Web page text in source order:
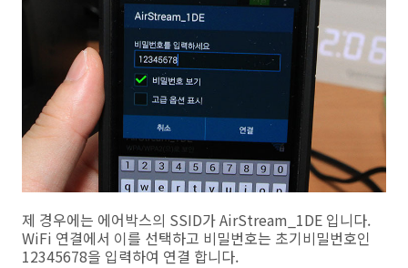
제 경우에는 에어박스의 SSID가 AirStream_1DE 입니다.
WiFi 연결에서 이를 선택하고 비밀번호는 초기비밀번호인
12345678을 입력하여 연결 합니다.